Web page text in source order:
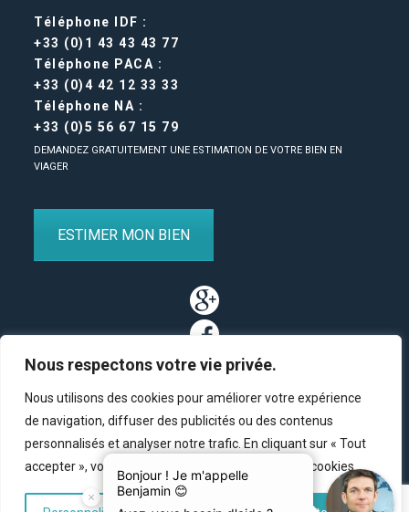
Nous respectons votre vie privée.
Nous utilisons des cookies pour améliorer votre expérience
de navigation, diffuser des publicités ou des contenus
personnalisés et analyser notre trafic. En cliquant sur « Tout
accepter », vous consentez à notre utilisation des cookies.
Téléphone IDF :
+33 (0)1 43 43 43 77
Téléphone PACA :
+33 (0)4 42 12 33 33
Téléphone NA :
+33 (0)5 56 67 15 79
DEMANDEZ GRATUITEMENT UNE ESTIMATION DE VOTRE BIEN EN
VIAGER
ESTIMER MON BIEN
Partenaires Contact
© Copyright 2011-2020 BM Finance, tous droits réservés.